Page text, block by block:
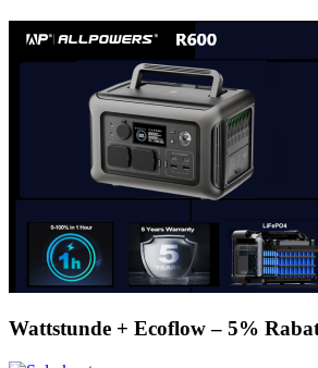
Wattstunde + Ecoflow – 5%